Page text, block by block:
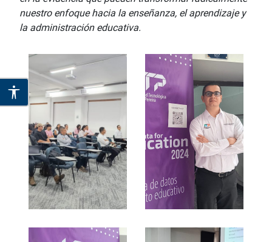
nuestro enfoque hacia la enseñanza, el aprendizaje y
la administración educativa.